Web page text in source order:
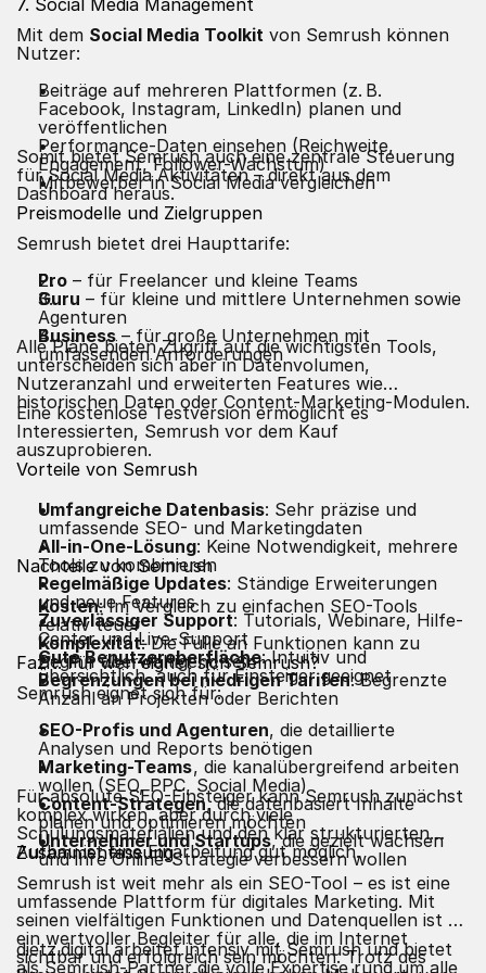
7. Social Media Management
Mit dem Social Media Toolkit von Semrush können
Nutzer:
Beiträge auf mehreren Plattformen (z. B.
Facebook, Instagram, LinkedIn) planen und
veröffentlichen
Performance-Daten einsehen (Reichweite,
Engagement, Follower-Wachstum)
Mitbewerber in Social Media vergleichen
Somit bietet Semrush auch eine zentrale Steuerung
für Social Media Aktivitäten – direkt aus dem
Dashboard heraus.
Preismodelle und Zielgruppen
Semrush bietet drei Haupttarife:
Pro – für Freelancer und kleine Teams
Guru – für kleine und mittlere Unternehmen sowie
Agenturen
Business– für große Unternehmen mit
umfassenden Anforderungen
Alle Pläne bieten Zugriff auf die wichtigsten Tools,
unterscheiden sich aber in Datenvolumen,
Nutzeranzahl und erweiterten Features wie
historischen Daten oder Content-Marketing-Modulen.
Eine kostenlose Testversion ermöglicht es
Interessierten, Semrush vor dem Kauf
auszuprobieren.
Vorteile von Semrush
Umfangreiche Datenbasis: Sehr präzise und
umfassende SEO- und Marketingdaten
All-in-One-Lösung: Keine Notwendigkeit, mehrere
Tools zu kombinieren
Regelmäßige Updates: Ständige Erweiterungen
und neue Features
Zuverlässiger Support: Tutorials, Webinare, Hilfe-
Center und Live-Support
Gute Benutzeroberfläche: Intuitiv und
übersichtlich, auch für Einsteiger geeignet
Nachteile von Semrush
Kosten: Im Vergleich zu einfachen SEO-Tools
relativ teuer
Komplexität: Die Fülle an Funktionen kann zu
Beginn überwältigend sein
Begrenzungen bei niedrigen Tarifen: Begrenzte
Anzahl an Projekten oder Berichten
Fazit: Für wen eignet sich Semrush?
Semrush eignet sich für:
SEO-Profis und Agenturen, die detaillierte
Analysen und Reports benötigen
Marketing-Teams, die kanalübergreifend arbeiten
wollen (SEO, PPC, Social Media)
Content-Strategen, die datenbasiert Inhalte
planen und optimieren möchten
Unternehmer und Startups, die gezielt wachsen
und ihre Online-Strategie verbessern wollen
Für absolute SEO-Einsteiger kann Semrush zunächst
komplex wirken, aber durch viele
Schulungsmaterialien und den klar strukturierten
Aufbau ist eine Einarbeitung gut möglich.
Zusammenfassung
Semrush ist weit mehr als ein SEO-Tool – es ist eine
umfassende Plattform für digitales Marketing. Mit
seinen vielfältigen Funktionen und Datenquellen ist es
ein wertvoller Begleiter für alle, die im Internet
sichtbar und erfolgreich sein möchten. Trotz des
dietz.digital arbeitet intensiv mit Semrush und bietet
als Semrush-Partner die volle Expertise rund um alle